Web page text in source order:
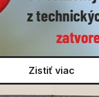
Zistiť viac